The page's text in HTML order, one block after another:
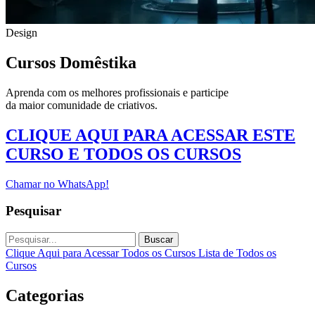
Design
Cursos Domêstika
Aprenda com os melhores profissionais e participe
da maior comunidade de criativos.
CLIQUE AQUI PARA ACESSAR ESTE
CURSO E TODOS OS CURSOS
Chamar no WhatsApp!
Pesquisar
Buscar
Clique Aqui para Acessar Todos os Cursos Lista de Todos os
Cursos
Categorias